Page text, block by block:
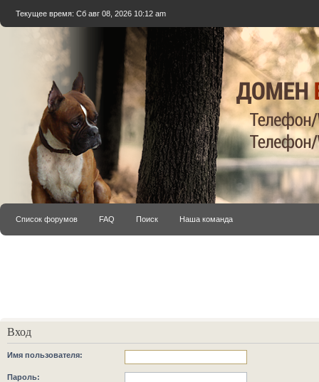
Текущее время: Сб авг 08, 2026 10:12 am
Список форумов FAQ Поиск Наша команда
Вход
Имя пользователя:
Пароль: